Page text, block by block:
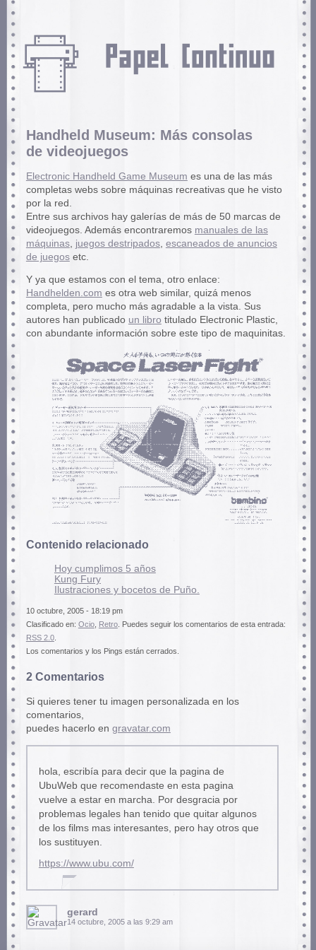
Handheld Museum: Más consolas
de videojuegos
Electronic Handheld Game Museum es una de las más
completas webs sobre máquinas recreativas que he visto
por la red.
Entre sus archivos hay galerías de más de 50 marcas de
videojuegos. Además encontraremos manuales de las
máquinas, juegos destripados, escaneados de anuncios
de juegosetc.
Y ya que estamos con el tema, otro enlace:
Handhelden.com es otra web similar, quizá menos
completa, pero mucho más agradable a la vista. Sus
autores han publicado un libro titulado Electronic Plastic,
con abundante información sobre este tipo de maquinitas.
Contenido relacionado
Hoy cumplimos 5 años
Kung Fury
Ilustraciones y bocetos de Puño.
10 octubre, 2005 - 18:19 pm
Clasificado en: Ocio, Retro. Puedes seguir los comentarios de esta entrada:
RSS 2.0.
Los comentarios y los Pings están cerrados.
2 Comentarios
Si quieres tener tu imagen personalizada en los
comentarios,
puedes hacerlo en gravatar.com
hola, escribía para decir que la pagina de
UbuWeb que recomendaste en esta pagina
vuelve a estar en marcha. Por desgracia por
problemas legales han tenido que quitar algunos
de los films mas interesantes, pero hay otros que
los sustituyen.
https://www.ubu.com/
gerard
14 octubre, 2005 a las 9:29 am